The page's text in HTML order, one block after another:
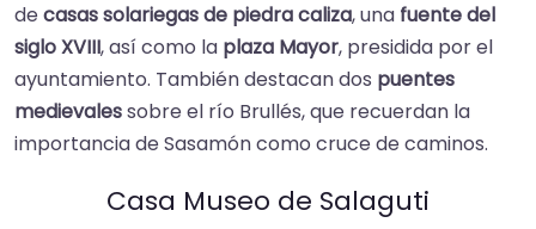
de casas solariegas de piedra caliza, una fuente del
siglo XVIII, así como la plaza Mayor, presidida por el
ayuntamiento. También destacan dos puentes
medievalessobre el río Brullés, que recuerdan la
importancia de Sasamón como cruce de caminos.
Casa Museo de Salaguti